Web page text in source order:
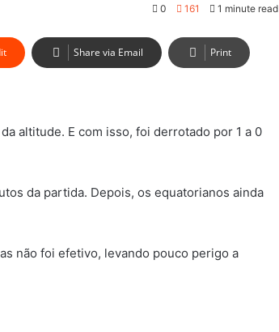
0 161 1 minute read
Share via Email Print
altitude. E com isso, foi derrotado por 1 a 0
da partida. Depois, os equatorianos ainda
não foi efetivo, levando pouco perigo a